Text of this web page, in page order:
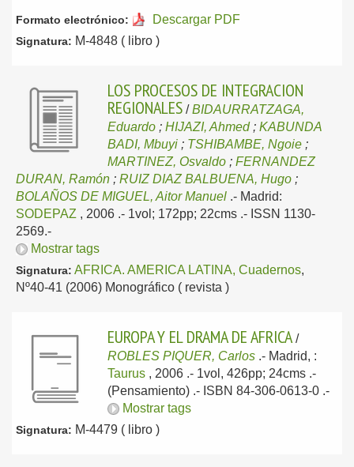
Formato electrónico: Descargar PDF
Signatura: M-4848 ( libro )
LOS PROCESOS DE INTEGRACION
REGIONALES /BIDAURRATZAGA,
Eduardo ; HIJAZI, Ahmed; KABUNDA
BADI, Mbuyi ; TSHIBAMBE, Ngoie ;
MARTINEZ, Osvaldo ; FERNANDEZ
DURAN, Ramón ; RUIZ DIAZ BALBUENA, Hugo ;
BOLAÑOS DE MIGUEL, Aitor Manuel .- Madrid:
SODEPAZ , 2006 .- 1vol; 172pp; 22cms .- ISSN 1130-
2569.-
Mostrar tags
Signatura: AFRICA. AMERICA LATINA, Cuadernos,
Nº40-41 (2006) Monográfico ( revista )
EUROPA Y EL DRAMA DE AFRICA /
ROBLES PIQUER, Carlos .- Madrid, :
Taurus , 2006 .- 1vol, 426pp; 24cms .-
(Pensamiento) .- ISBN 84-306-0613-0 .-
Mostrar tags
Signatura: M-4479 ( libro )